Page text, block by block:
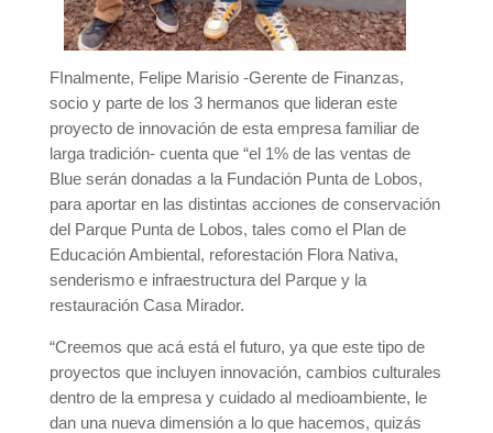
FInalmente, Felipe Marisio -Gerente de Finanzas,
socio y parte de los 3 hermanos que lideran este
proyecto de innovación de esta empresa familiar de
larga tradición- cuenta que “el 1% de las ventas de
Blue serán donadas a la Fundación Punta de Lobos,
para aportar en las distintas acciones de conservación
del Parque Punta de Lobos, tales como el Plan de
Educación Ambiental, reforestación Flora Nativa,
senderismo e infraestructura del Parque y la
restauración Casa Mirador.
“Creemos que acá está el futuro, ya que este tipo de
proyectos que incluyen innovación, cambios culturales
dentro de la empresa y cuidado al medioambiente, le
dan una nueva dimensión a lo que hacemos, quizás